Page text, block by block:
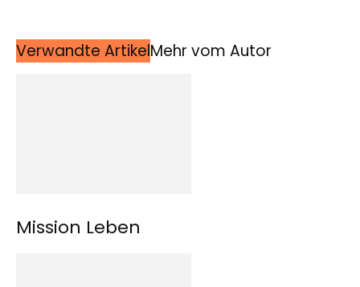
Verwandte ArtikelMehr vom Autor
Mission Leben